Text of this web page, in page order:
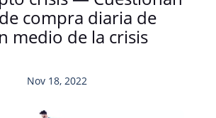
compra diaria de
medio de la crisis
Nov 18, 2022